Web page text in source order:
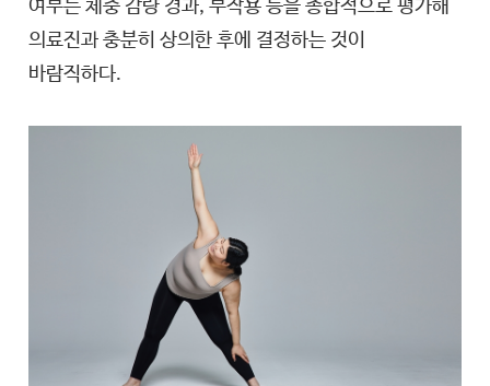
여부는 체중 감량 경과, 부작용 등을 종합적으로 평가해
의료진과 충분히 상의한 후에 결정하는 것이
바람직하다.